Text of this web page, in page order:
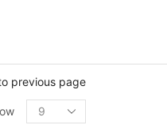
previous page